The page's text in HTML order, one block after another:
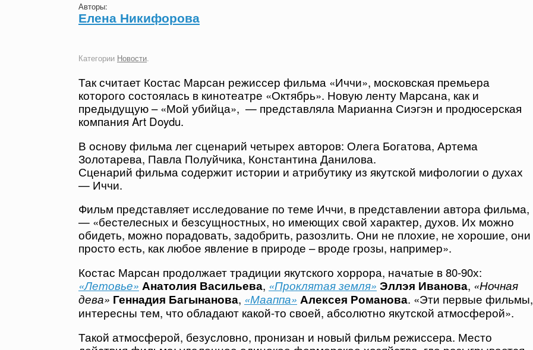
Авторы:
Елена Никифорова
Категории Новости.
Так считает Костас Марсан режиссер фильма «Иччи», московская премьера
которого состоялась в кинотеатре «Октябрь». Новую ленту Марсана, как и
предыдущую – «Мой убийца», — представляла Марианна Сиэгэн и продюсерская
компания Art Doydu.
В основу фильма лег сценарий четырех авторов: Олега Богатова, Артема
Золотарева, Павла Полуйчика, Константина Данилова.
Сценарий фильма содержит истории и атрибутику из якутской мифологии о духах
— Иччи.
Фильм представляет исследование по теме Иччи, в представлении автора фильма,
— «бестелесных и безсущностных, но имеющих свой характер, духов. Их можно
обидеть, можно порадовать, задобрить, разозлить. Они не плохие, не хорошие, они
просто есть, как любое явление в природе – вроде грозы, например».
Костас Марсан продолжает традиции якутского хоррора, начатые в 80-90х:
«Летовье» Анатолия Васильева, «Проклятая земля» Эллэя Иванова, «Ночная
дева» Геннадия Багынанова, «Мааппа» Алексея Романова. «Эти первые фильмы,
интересны тем, что обладают какой-то своей, абсолютно якутской атмосферой».
Такой атмосферой, безусловно, пронизан и новый фильм режиссера. Место